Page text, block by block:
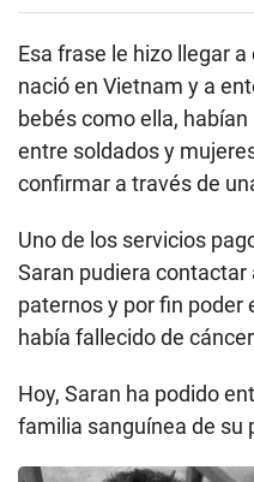
momento clave para
Esa frase le hizo llegar
nació en Vietnam y a